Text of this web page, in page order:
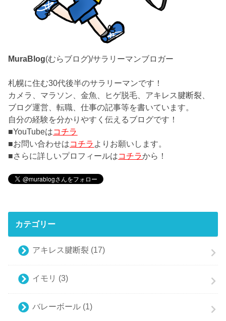
MuraBlog(むらブログ)/サラリーマンブロガー
札幌に住む30代後半のサラリーマンです！
カメラ、マラソン、金魚、ヒゲ脱毛、アキレス腱断裂、
ブログ運営、転職、仕事の記事等を書いています。
自分の経験を分かりやすく伝えるブログです！
■YouTubeはコチラ
■お問い合わせはコチラ よりお願いします。
■さらに詳しいプロフィールはコチラから！
カテゴリー
アキレス腱断裂 (17)
イモリ (3)
バレーボール (1)